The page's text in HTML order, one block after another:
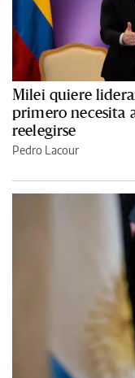
Milei quiere
primero necesita
reelegirse
Pedro Lacour